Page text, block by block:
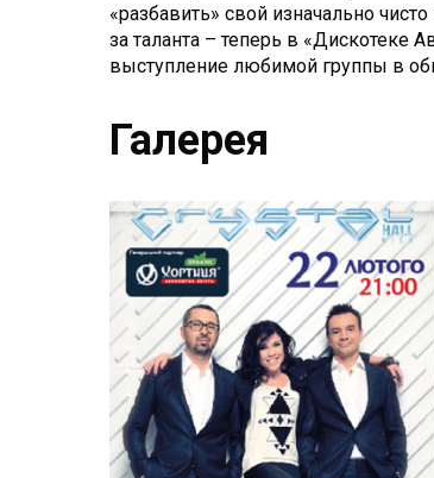
«разбавить» свой изначально
за таланта – теперь в «Дискотеке
выступление любимой группы в
Галерея